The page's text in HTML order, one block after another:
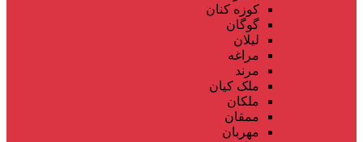
کوزه کنان
گوگان
لیلان
مراغه
مرند
ملک کیان
ملکان
ممقان
مهربان